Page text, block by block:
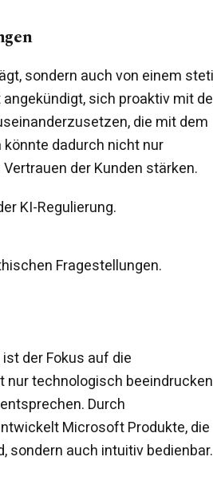
sondern auch von einem
sich proaktiv mit
die mit dem
könnte dadurch nicht nur
der Kunden stärken.
KI-Regulierung.
Fragestellungen.
der Fokus auf die
nur technologisch
Durch
Microsoft Produkte, die
sondern auch intuitiv bedienbar.